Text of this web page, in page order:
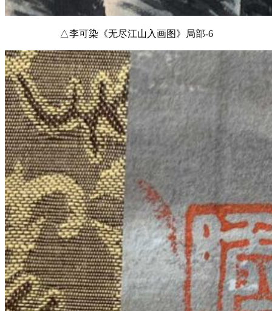
△李可染《无尽江山入画图》局部-6